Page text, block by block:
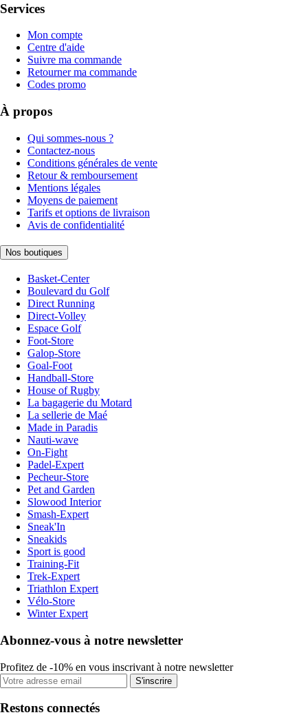
Services
Mon compte
Centre d'aide
Suivre ma commande
Retourner ma commande
Codes promo
À propos
Qui sommes-nous ?
Contactez-nous
Conditions générales de vente
Retour & remboursement
Mentions légales
Moyens de paiement
Tarifs et options de livraison
Avis de confidentialité
Nos boutiques
Basket-Center
Boulevard du Golf
Direct Running
Direct-Volley
Espace Golf
Foot-Store
Galop-Store
Goal-Foot
Handball-Store
House of Rugby
La bagagerie du Motard
La sellerie de Maé
Made in Paradis
Nauti-wave
On-Fight
Padel-Expert
Pecheur-Store
Pet and Garden
Slowood Interior
Smash-Expert
Sneak'In
Sneakids
Sport is good
Training-Fit
Trek-Expert
Triathlon Expert
Vélo-Store
Winter Expert
Abonnez-vous à notre newsletter
Profitez de -10% en vous inscrivant à notre newsletter
S'inscrire
Restons connectés